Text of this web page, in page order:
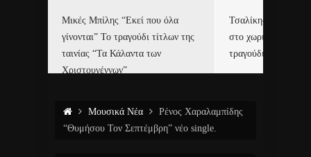
Μικές Μπίλης “Εκεί που όλα
γίνονται” Το τραγούδι τίτλων της
ταινίας “Τα Κάλαντα των
Χριστουγέννων”
Τσαλίκης,
στο χωριό του Άι
τραγούδι και video
Μουσικά Νέα
Ρένος Χαραλαμπίδης
“Θυμήσου Τον Σεπτέμβρη” νέο single.